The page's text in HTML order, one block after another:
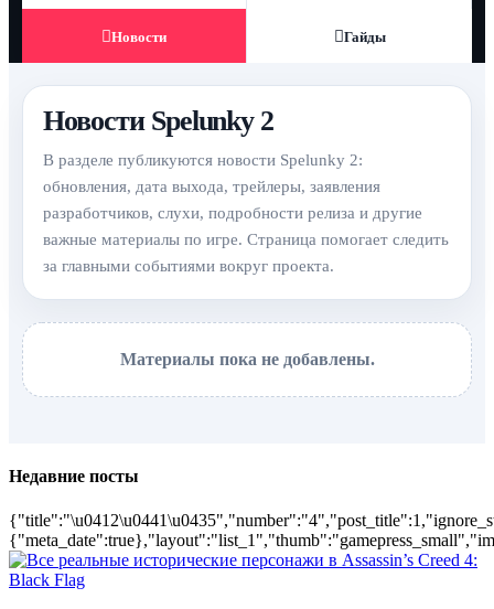
Новости Гайды
Новости Spelunky 2
В разделе публикуются новости Spelunky 2:
обновления, дата выхода, трейлеры, заявления
разработчиков, слухи, подробности релиза и другие
важные материалы по игре. Страница помогает следить
за главными событиями вокруг проекта.
Материалы пока не добавлены.
Недавние посты